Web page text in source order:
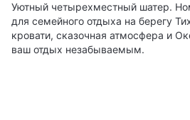
Уютный четырехместный шатер.
для семейного отдыха на берегу
кровати, сказочная атмосфера и
ваш отдых незабываемым.